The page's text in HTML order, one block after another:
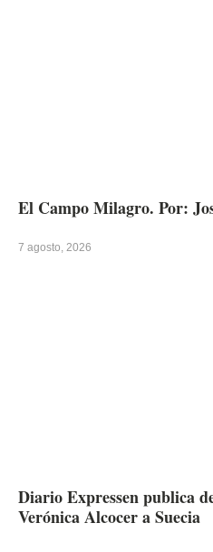
El Campo Milagro. Por:
7 agosto, 2026
Diario Expressen publica
Verónica Alcocer a Suecia